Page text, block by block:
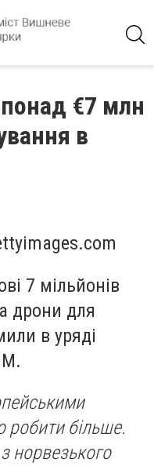
€7 млн
в
7 мільйонів
дрони для
в уряді
більше.
норвезького